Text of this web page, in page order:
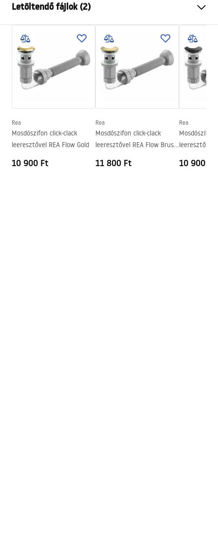
Anyag
Szín
Kőhatás
Kivitel
Matt
Hosszúság
465
Szélesség
330mm
Magasság
135
Forma
Csaptelep szerelési lyuk
Nem
Letöltendő fájlok (2)
Telepítési utasítások
Garanciális feltételek
Rea
Mosdószifon click-clack
leeresztővel REA Flow Gold
10 900 Ft
Rea
Mosdószifon click-clack
leeresztővel REA Flow Brush
11 800 Ft
Rea
Mosdószifon
leeresztővel
10 900 Ft